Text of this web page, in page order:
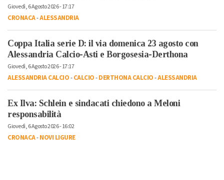
Giovedì, 6 Agosto 2026 - 17:17
CRONACA-ALESSANDRIA
Coppa Italia serie D: il via domenica 23 agosto con
Alessandria Calcio-Asti e Borgosesia-Derthona
Giovedì, 6 Agosto 2026 - 17:17
ALESSANDRIA CALCIO-CALCIO-DERTHONA CALCIO-ALESSANDRIA
Ex Ilva: Schlein e sindacati chiedono a Meloni
responsabilità
Giovedì, 6 Agosto 2026 - 16:02
CRONACA-NOVI LIGURE